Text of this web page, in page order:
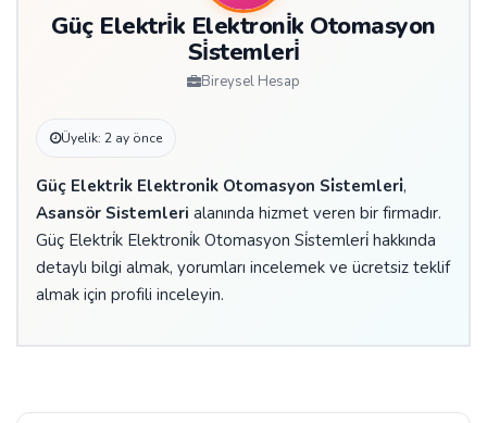
Güç Elektri̇k Elektroni̇k Otomasyon
Si̇stemleri̇
Bireysel Hesap
Üyelik: 2 ay önce
Güç Elektri̇k Elektroni̇k Otomasyon Si̇stemleri̇,
Asansör Sistemleri alanında hizmet veren bir firmadır.
Güç Elektri̇k Elektroni̇k Otomasyon Si̇stemleri̇ hakkında
detaylı bilgi almak, yorumları incelemek ve ücretsiz teklif
almak için profili inceleyin.